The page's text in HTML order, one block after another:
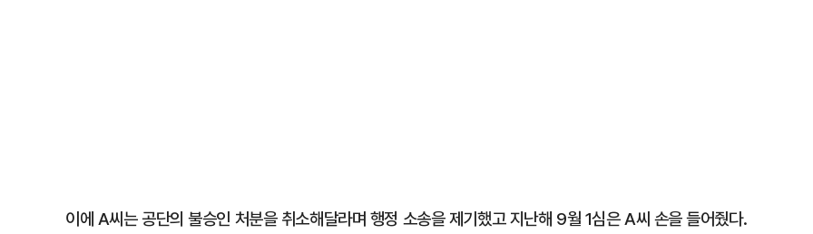
이에 A씨는 공단의 불승인 처분을 취소해달라며 행정 소송을 제기했고 지난해 9월 1심은 A씨 손을 들어줬다.